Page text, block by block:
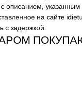
описанием, указанным
на сайте
с задержкой.